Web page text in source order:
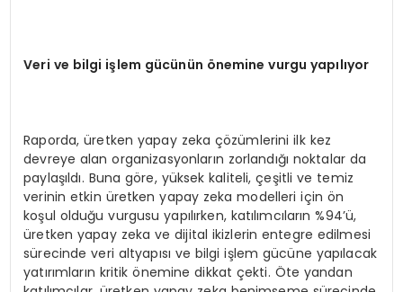
Veri ve bilgi işlem gücünün önemine vurgu yapılıyor
Raporda, üretken yapay zeka çözümlerini ilk kez
devreye alan organizasyonların zorlandığı noktalar da
paylaşıldı. Buna göre, yüksek kaliteli, çeşitli ve temiz
verinin etkin üretken yapay zeka modelleri için ön
koşul olduğu vurgusu yapılırken, katılımcıların %94’ü,
üretken yapay zeka ve dijital ikizlerin entegre edilmesi
sürecinde veri altyapısı ve bilgi işlem gücüne yapılacak
yatırımların kritik önemine dikkat çekti. Öte yandan